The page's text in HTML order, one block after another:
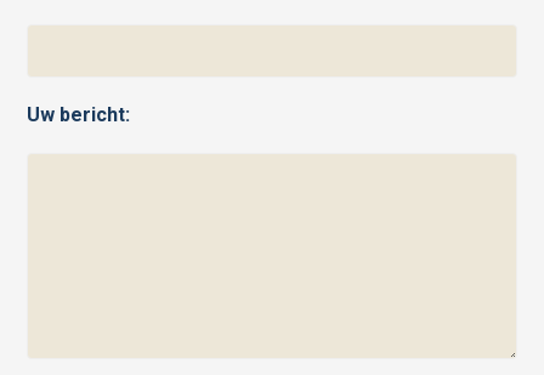
Uw bericht: